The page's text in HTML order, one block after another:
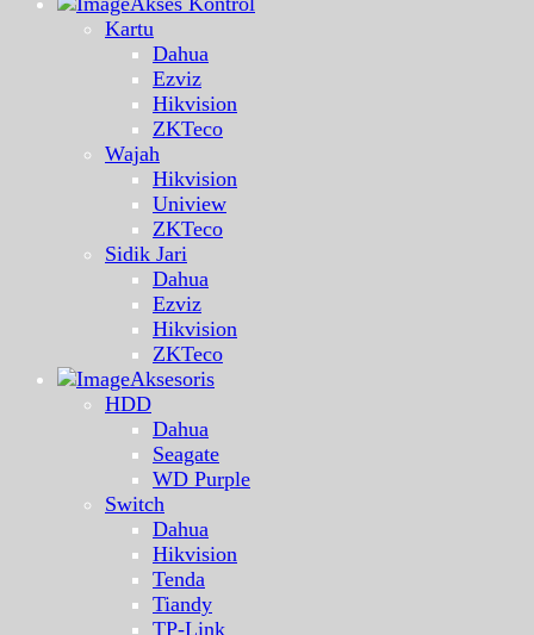
Kartu
Dahua
Ezviz
Hikvision
ZKTeco
Wajah
Hikvision
Uniview
ZKTeco
Sidik Jari
Dahua
Ezviz
Hikvision
ZKTeco
Aksesoris
HDD
Dahua
Seagate
WD Purple
Switch
Dahua
Hikvision
Tenda
Tiandy
TP-Link